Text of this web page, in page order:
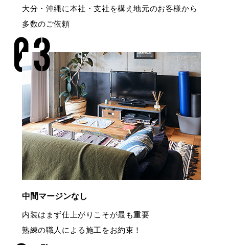
大分・沖縄に本社・支社を構え地元のお客様から
多数のご依頼
中間マージンなし
内装はまず仕上がりこそが最も重要
熟練の職人による施工をお約束！